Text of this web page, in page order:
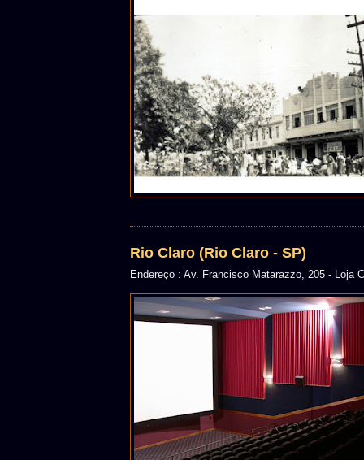
Rio Claro (Rio Claro - SP)
Endereço : Av. Francisco Matarazzo, 205 - Loja